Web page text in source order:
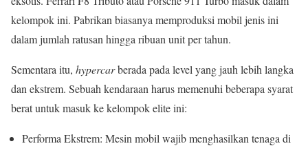
kelompok ini. Pabrikan biasanya memproduksi mobil jenis ini
dalam jumlah ratusan hingga ribuan unit per tahun.
Sementara itu, hypercarberada pada level yang jauh lebih langka
dan ekstrem. Sebuah kendaraan harus memenuhi beberapa syarat
berat untuk masuk ke kelompok elite ini:
Performa Ekstrem: Mesin mobil wajib menghasilkan tenaga di